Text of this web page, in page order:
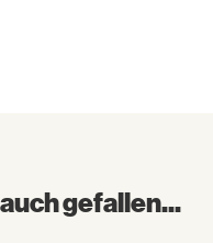
gefallen...